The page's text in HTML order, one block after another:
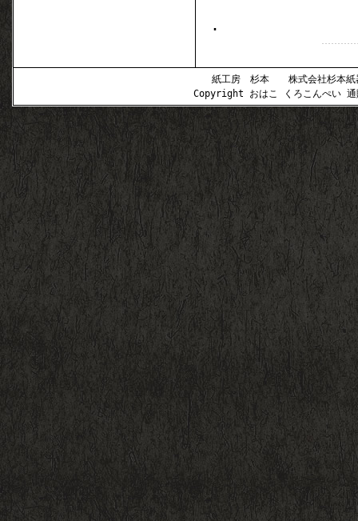
.
紙工房 杉本 株式会社杉本紙
Copyright おはこ くろこんぺい